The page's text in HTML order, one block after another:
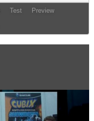
Test Preview